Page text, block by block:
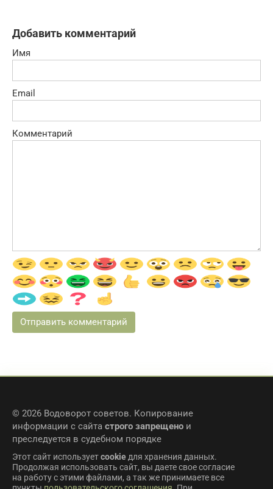
Добавить комментарий
Имя
Email
Комментарий
© 2026 Водоворот советов. Копирование
информации с сайта строго запрещено и
преследуется в судебном порядке
Этот сайт используетcookie для хранения данных.
Продолжая использовать сайт, вы даете свое согласие
на работу с этими файлами, а так же принимаете все